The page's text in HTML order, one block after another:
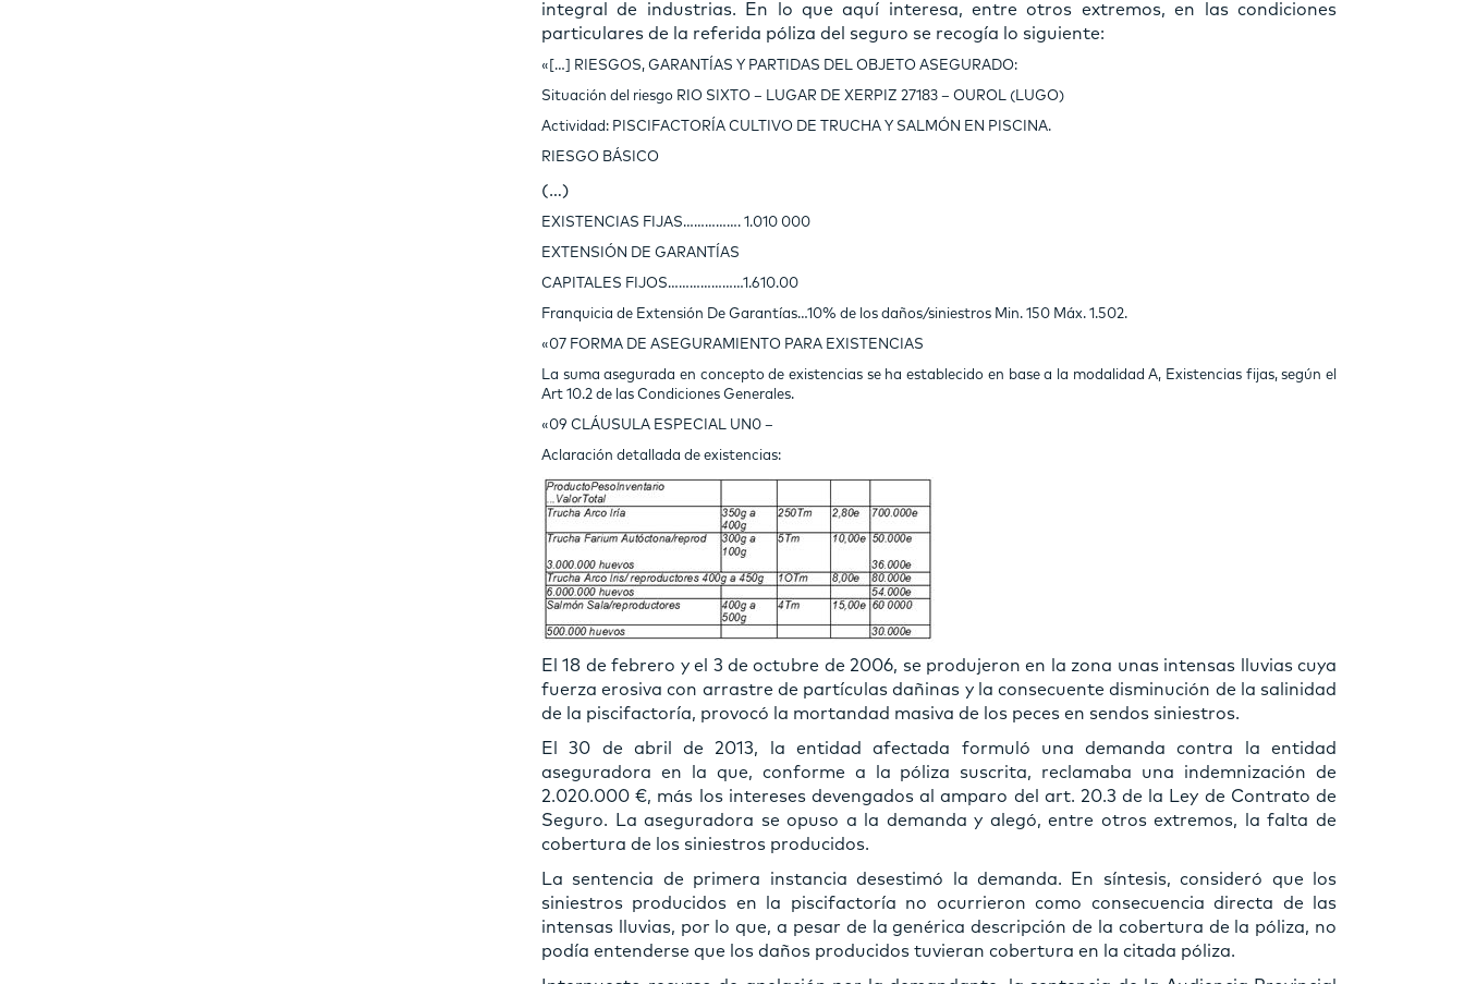
integral de industrias. En lo que aquí interesa, entre otros extremos, en las condiciones
particulares de la referida póliza del seguro se recogía lo siguiente:
«[…] RIESGOS, GARANTÍAS Y PARTIDAS DEL OBJETO ASEGURADO:
Situación del riesgo RIO SIXTO – LUGAR DE XERPIZ 27183 – OUROL (LUGO)
Actividad: PISCIFACTORÍA CULTIVO DE TRUCHA Y SALMÓN EN PISCINA.
RIESGO BÁSICO
(…)
EXISTENCIAS FIJAS……………. 1.010 000
EXTENSIÓN DE GARANTÍAS
CAPITALES FIJOS…………………1.610.00
Franquicia de Extensión De Garantías…10% de los daños/siniestros Min. 150 Máx. 1.502.
«07 FORMA DE ASEGURAMIENTO PARA EXISTENCIAS
La suma asegurada en concepto de existencias se ha establecido en base a la modalidad A, Existencias fijas, según el
Art 10.2 de las Condiciones Generales.
«09 CLÁUSULA ESPECIAL UN0 –
Aclaración detallada de existencias:
El 18 de febrero y el 3 de octubre de 2006, se produjeron en la zona unas intensas lluvias cuya
fuerza erosiva con arrastre de partículas dañinas y la consecuente disminución de la salinidad
de la piscifactoría, provocó la mortandad masiva de los peces en sendos siniestros.
El 30 de abril de 2013, la entidad afectada formuló una demanda contra la entidad
aseguradora en la que, conforme a la póliza suscrita, reclamaba una indemnización de
2.020.000 €, más los intereses devengados al amparo del art. 20.3 de la Ley de Contrato de
Seguro. La aseguradora se opuso a la demanda y alegó, entre otros extremos, la falta de
cobertura de los siniestros producidos.
La sentencia de primera instancia desestimó la demanda. En síntesis, consideró que los
siniestros producidos en la piscifactoría no ocurrieron como consecuencia directa de las
intensas lluvias, por lo que, a pesar de la genérica descripción de la cobertura de la póliza, no
podía entenderse que los daños producidos tuvieran cobertura en la citada póliza.